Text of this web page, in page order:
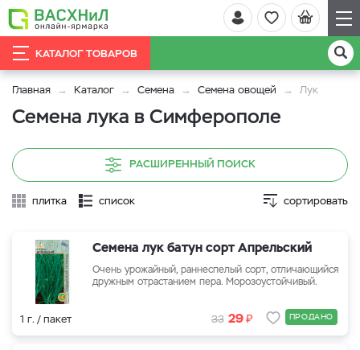
КАТАЛОГ ТОВАРОВ
Главная Каталог Семена Семена овощей Лук
Семена лука в Симферополе
РАСШИРЕННЫЙ ПОИСК
плитка список сортировать
Cемена лук батун сорт Апрельский
Очень урожайный, раннеспелый сорт, отличающийся
дружным отрастанием пера. Морозоустойчивый.
1 г. / пакет 33 29₽ ПРОДАНО